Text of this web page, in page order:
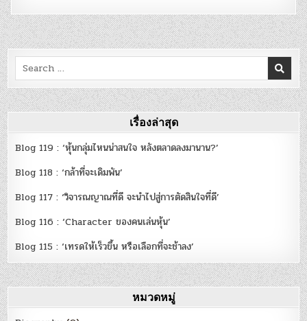
Search
for:
เรื่องล่าสุด
Blog 119 : ‘หุ้นกลุ่มไหนน่าสนใจ หลังตลาดลงมานาน?’
Blog 118 : ‘กล้าที่จะเดิมพัน’
Blog 117 : ‘วิจารณญาณที่ดี จะนำไปสู่การตัดสินใจที่ดี’
Blog 116 : ‘Character ของคนเล่นหุ้น’
Blog 115 : ‘เทรดให้เร็วขึ้น หรือเลือกที่จะช้าลง’
หมวดหมู่